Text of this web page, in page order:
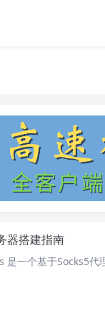
器搭建指南
一个基于Socks5代